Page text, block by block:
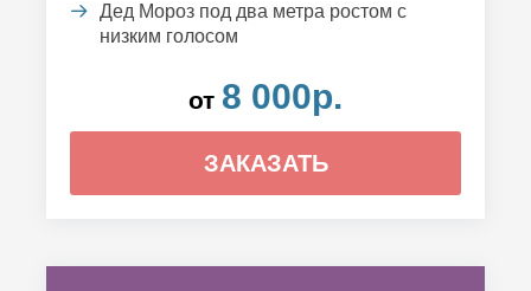
Дед Мороз под два метра ростом с
низким голосом
от 8 000р.
ЗАКАЗАТЬ